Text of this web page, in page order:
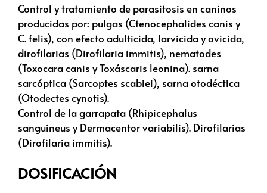
Control y tratamiento de parasitosis en caninos
producidas por: pulgas (Ctenocephalides canis y
C. felis), con efecto adulticida, larvicida y ovicida,
dirofilarias (Dirofilaria immitis), nematodes
(Toxocara canis y Toxáscaris leonina). sarna
sarcóptica (Sarcoptes scabiei), sarna otodéctica
(Otodectes cynotis).
Control de la garrapata (Rhipicephalus
sanguineus y Dermacentor variabilis). Dirofilarias
(Dirofilaria immitis).
DOSIFICACIÓN